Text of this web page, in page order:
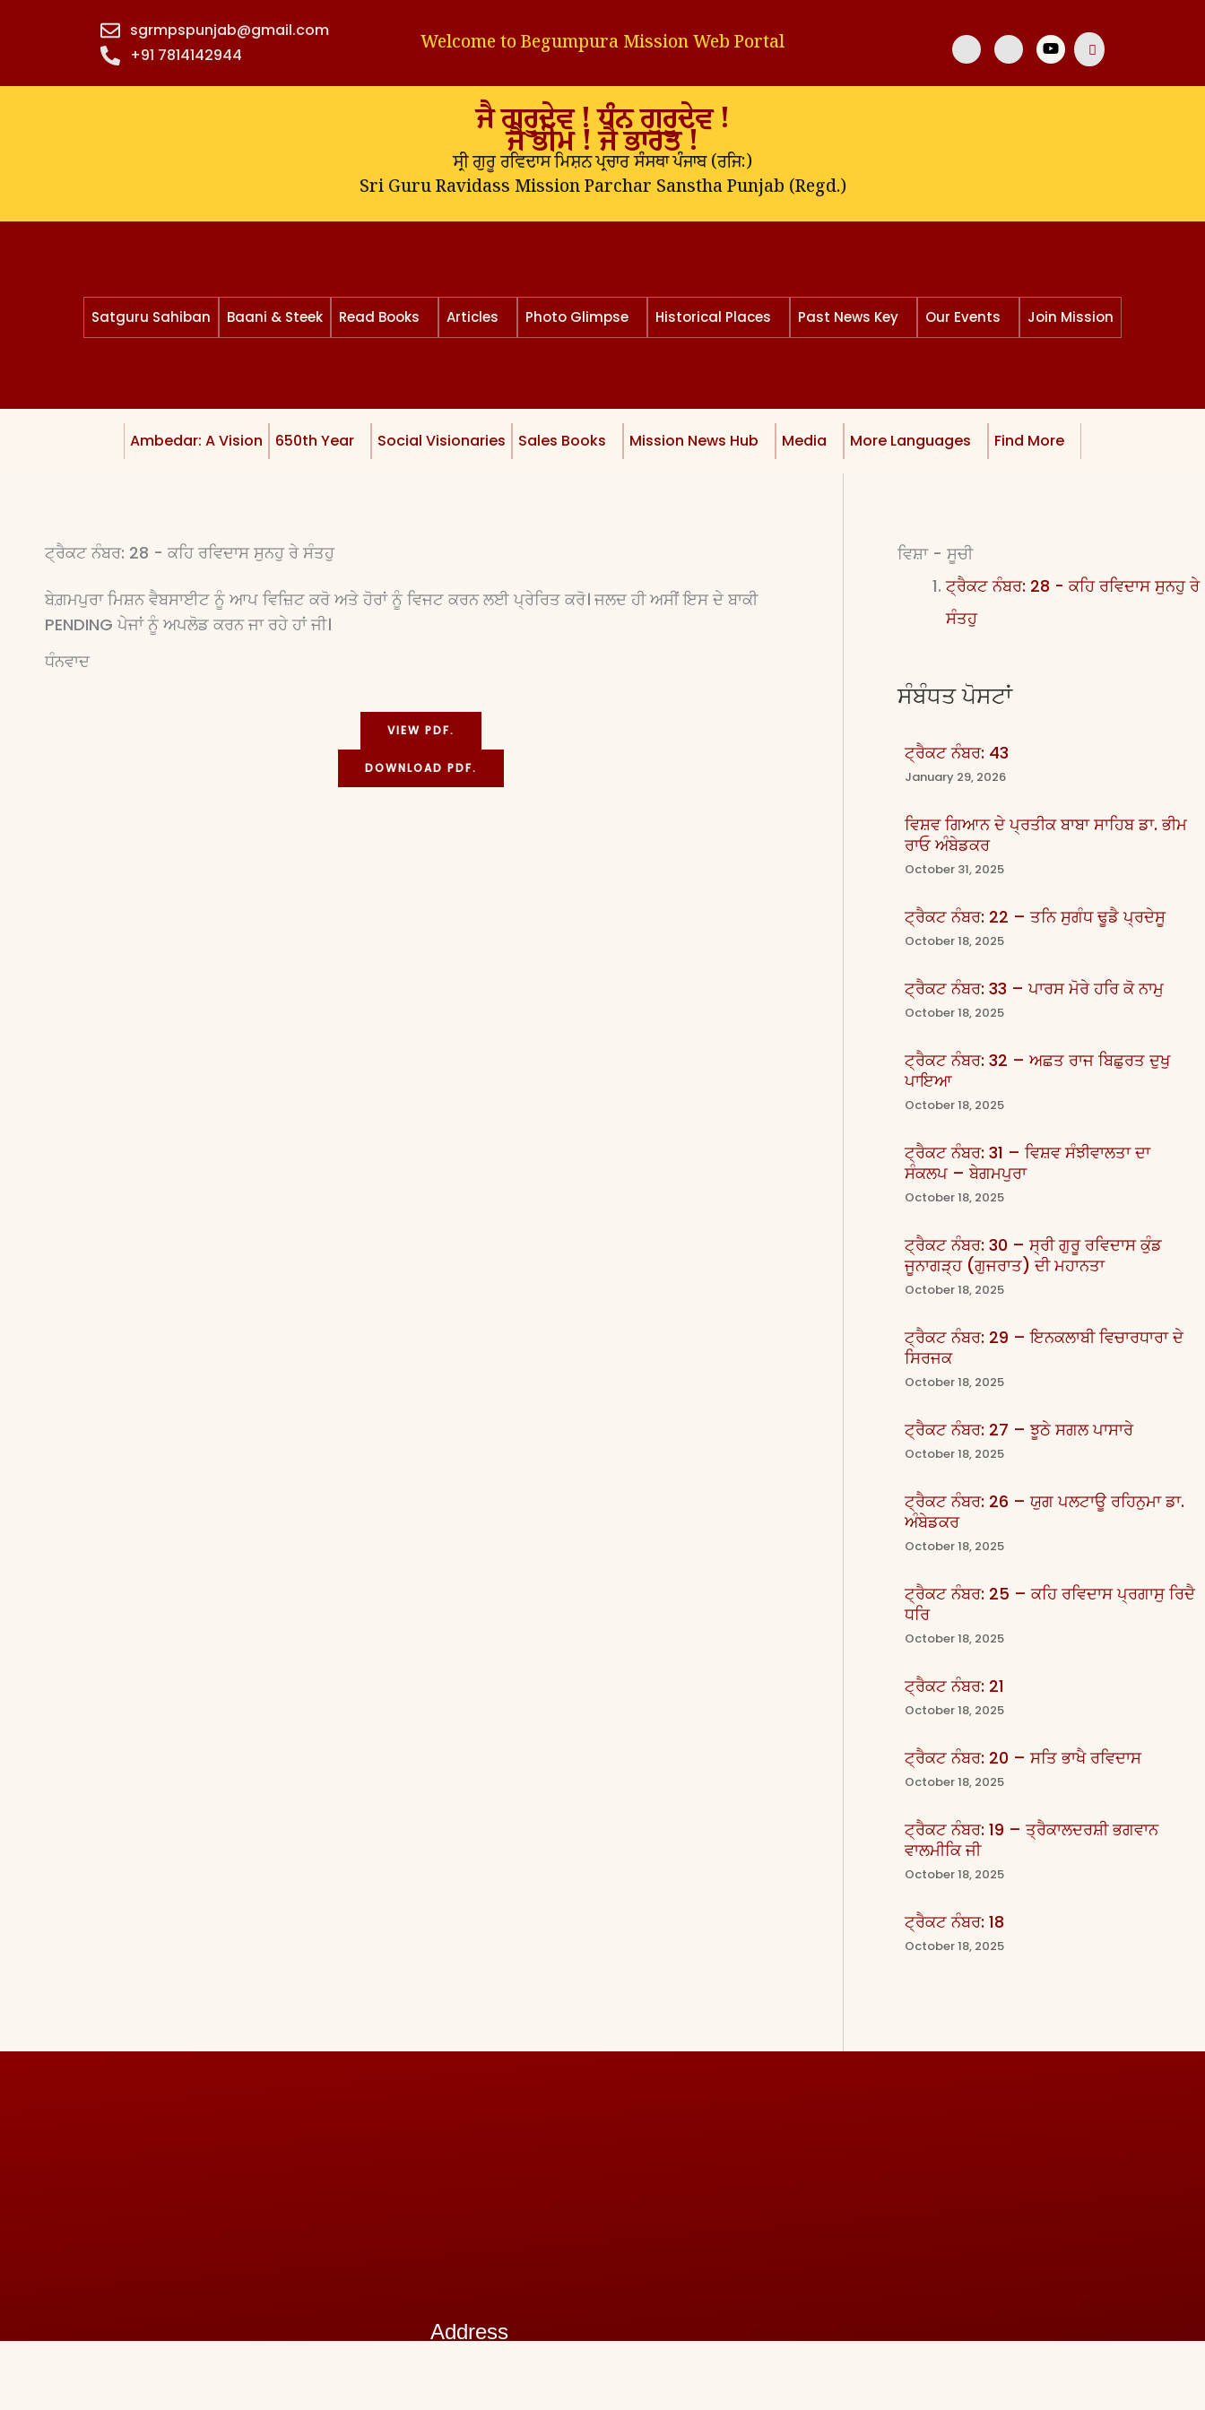
sgrmpspunjab@gmail.com
+91 7814142944‬
Welcome to Begumpura Mission Web Portal
ਜੈ ਗੁਰੂਦੇਵ ! ਧੰਨ ਗੁਰੂਦੇਵ !
ਜੈ ਭੀਮ ! ਜੈ ਭਾਰਤ !
ਸ੍ਰੀ ਗੁਰੂ ਰਵਿਦਾਸ ਮਿਸ਼ਨ ਪ੍ਰਚਾਰ ਸੰਸਥਾ ਪੰਜਾਬ (ਰਜਿ:)
Sri Guru Ravidass Mission Parchar Sanstha Punjab (Regd.)
Satguru Sahiban Baani & Steek Read Books Articles Photo Glimpse Historical Places Past News Key Our Events Join Mission
Ambedar: A Vision 650th Year Social Visionaries Sales Books Mission News Hub Media More Languages Find More
ਟ੍ਰੈਕਟ ਨੰਬਰ: 28 - ਕਹਿ ਰਵਿਦਾਸ ਸੁਨਹੁ ਰੇ ਸੰਤਹੁ
ਬੇਗ਼ਮਪੁਰਾ ਮਿਸ਼ਨ ਵੈਬਸਾਈਟ ਨੂੰ ਆਪ ਵਿਜ਼ਿਟ ਕਰੋ ਅਤੇ ਹੋਰਾਂ ਨੂੰ ਵਿਜਟ ਕਰਨ ਲਈ ਪ੍ਰੇਰਿਤ ਕਰੋ। ਜਲਦ ਹੀ ਅਸੀਂ ਇਸ ਦੇ ਬਾਕੀ
PENDING ਪੇਜਾਂ ਨੂੰ ਅਪਲੋਡ ਕਰਨ ਜਾ ਰਹੇ ਹਾਂ ਜੀ।
ਧੰਨਵਾਦ
VIEW PDF.
DOWNLOAD PDF.
ਵਿਸ਼ਾ - ਸੂਚੀ
ਟ੍ਰੈਕਟ ਨੰਬਰ: 28 - ਕਹਿ ਰਵਿਦਾਸ ਸੁਨਹੁ ਰੇ
ਸੰਤਹੁ
ਸੰਬੰਧਤ ਪੋਸਟਾਂ
ਟ੍ਰੈਕਟ ਨੰਬਰ: 43
January 29, 2026
ਵਿਸ਼ਵ ਗਿਆਨ ਦੇ ਪ੍ਰਤੀਕ ਬਾਬਾ ਸਾਹਿਬ ਡਾ. ਭੀਮ
ਰਾਓ ਅੰਬੇਡਕਰ
October 31, 2025
ਟ੍ਰੈਕਟ ਨੰਬਰ: 22 – ਤਨਿ ਸੁਗੰਧ ਢੂਡੈ ਪ੍ਰਦੇਸੂ
October 18, 2025
ਟ੍ਰੈਕਟ ਨੰਬਰ: 33 – ਪਾਰਸ ਮੋਰੇ ਹਰਿ ਕੋ ਨਾਮੁ
October 18, 2025
ਟ੍ਰੈਕਟ ਨੰਬਰ: 32 – ਅਛਤ ਰਾਜ ਬਿਛੁਰਤ ਦੁਖੁ
ਪਾਇਆ
October 18, 2025
ਟ੍ਰੈਕਟ ਨੰਬਰ: 31 – ਵਿਸ਼ਵ ਸੰਝੀਵਾਲਤਾ ਦਾ
ਸੰਕਲਪ – ਬੇਗਮਪੁਰਾ
October 18, 2025
ਟ੍ਰੈਕਟ ਨੰਬਰ: 30 – ਸ੍ਰੀ ਗੁਰੂ ਰਵਿਦਾਸ ਕੁੰਡ
ਜੂਨਾਗੜ੍ਹ (ਗੁਜਰਾਤ) ਦੀ ਮਹਾਨਤਾ
October 18, 2025
ਟ੍ਰੈਕਟ ਨੰਬਰ: 29 – ਇਨਕਲਾਬੀ ਵਿਚਾਰਧਾਰਾ ਦੇ
ਸਿਰਜਕ
October 18, 2025
ਟ੍ਰੈਕਟ ਨੰਬਰ: 27 – ਝੂਠੇ ਸਗਲ ਪਾਸਾਰੇ
October 18, 2025
ਟ੍ਰੈਕਟ ਨੰਬਰ: 26 – ਯੁਗ ਪਲਟਾਊ ਰਹਿਨੁਮਾ ਡਾ.
ਅੰਬੇਡਕਰ
October 18, 2025
ਟ੍ਰੈਕਟ ਨੰਬਰ: 25 – ਕਹਿ ਰਵਿਦਾਸ ਪ੍ਰਗਾਸੁ ਰਿਦੈ
ਧਰਿ
October 18, 2025
ਟ੍ਰੈਕਟ ਨੰਬਰ: 21
October 18, 2025
ਟ੍ਰੈਕਟ ਨੰਬਰ: 20 – ਸਤਿ ਭਾਖੈ ਰਵਿਦਾਸ
October 18, 2025
ਟ੍ਰੈਕਟ ਨੰਬਰ: 19 – ਤ੍ਰੈਕਾਲਦਰਸ਼ੀ ਭਗਵਾਨ
ਵਾਲਮੀਕਿ ਜੀ
October 18, 2025
ਟ੍ਰੈਕਟ ਨੰਬਰ: 18
October 18, 2025
Address